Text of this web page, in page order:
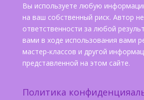
Вы используете любую
на ваш собственный риск. Автор
ответственности за любой
вами в ходе использования вами
мастер-классов и другой
представленной на этом сайте.
Политика